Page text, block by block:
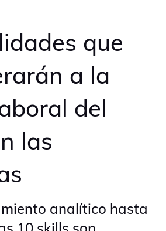
que
a la
del
las
analítico hasta